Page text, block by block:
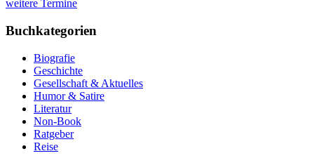
weitere Termine
Buchkategorien
Biografie
Geschichte
Gesellschaft & Aktuelles
Humor & Satire
Literatur
Non-Book
Ratgeber
Reise